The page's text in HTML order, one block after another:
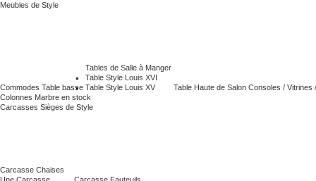
Meubles de Style
Commodes Table basse
Tables de Salle à Manger
Table Style Louis XVI
Table Style Louis XV
Table Haute de Salon Consoles / Vitrines
Colonnes Marbre en stock
Carcasses Sièges de Style
Carcasse Chaises